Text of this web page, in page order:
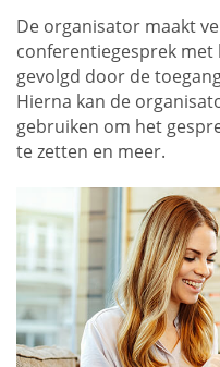
De organisator maakt
conferentiegesprek
gevolgd door de
Hierna kan de
gebruiken om het
te zetten en meer.